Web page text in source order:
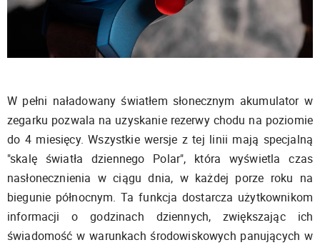
W pełni naładowany światłem słonecznym akumulator w
zegarku pozwala na uzyskanie rezerwy chodu na poziomie
do 4 miesięcy. Wszystkie wersje z tej linii mają specjalną
"skalę światła dziennego Polar", która wyświetla czas
nasłonecznienia w ciągu dnia, w każdej porze roku na
biegunie północnym. Ta funkcja dostarcza użytkownikom
informacji o godzinach dziennych, zwiększając ich
świadomość w warunkach środowiskowych panujących w